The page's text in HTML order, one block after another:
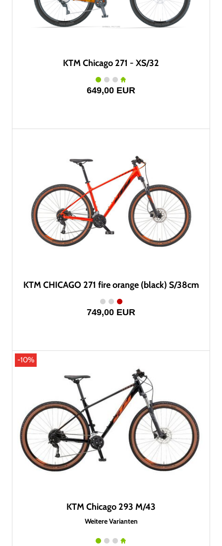
KTM Chicago 271 - XS/32
649,00 EUR
KTM CHICAGO 271 fire orange (black) S/38cm
749,00 EUR
-10%
KTM Chicago 293 M/43
Weitere Varianten